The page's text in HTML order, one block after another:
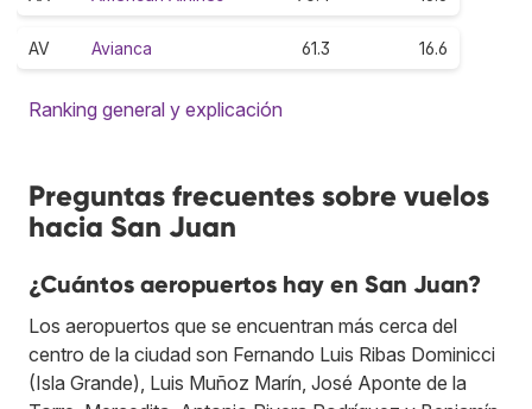
AV Avianca 61.3 16.6
Ranking general y explicación
Preguntas frecuentes sobre vuelos
hacia San Juan
¿Cuántos aeropuertos hay en San Juan?
Los aeropuertos que se encuentran más cerca del
centro de la ciudad son Fernando Luis Ribas Dominicci
(Isla Grande), Luis Muñoz Marín, José Aponte de la